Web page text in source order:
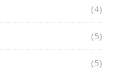
(4)
(5)
(5)